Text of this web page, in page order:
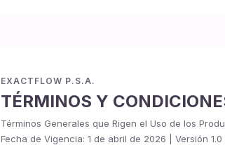
EXACTFLOW P.S.A.
TÉRMINOS Y
Términos Generales que Rigen el Uso de los
Fecha de Vigencia: 1 de abril de 2026 | Versión 1.0